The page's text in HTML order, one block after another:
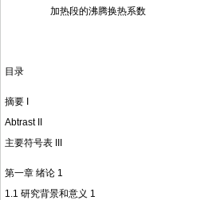
加热段的沸腾换热系数
目录
摘要 I
Abtrast II
主要符号表 III
第一章 绪论 1
1.1 研究背景和意义 1